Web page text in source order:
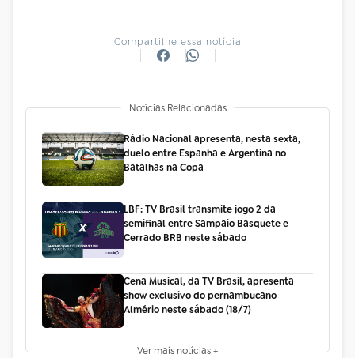
Compartilhe essa notícia
Notícias Relacionadas
Rádio Nacional apresenta, nesta sexta,
duelo entre Espanha e Argentina no
Batalhas na Copa
LBF: TV Brasil transmite jogo 2 da
semifinal entre Sampaio Basquete e
Cerrado BRB neste sábado
Cena Musical, da TV Brasil, apresenta
show exclusivo do pernambucano
Almério neste sábado (18/7)
Ver mais notícias +